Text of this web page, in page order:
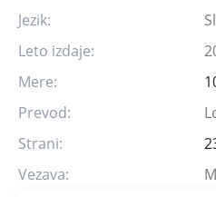
Jezik:
Leto izdaje:
Mere:
Prevod:
Strani:
Vezava: